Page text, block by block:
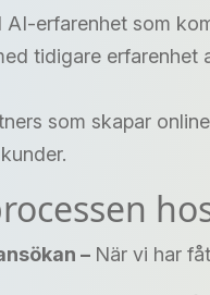
AI-erfarenhet som
tidigare
som skapar
– När vi har